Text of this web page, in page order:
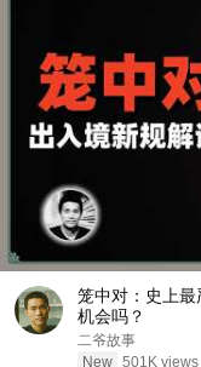
笼中对：史上
机会吗？
二爷故事
New 501K views